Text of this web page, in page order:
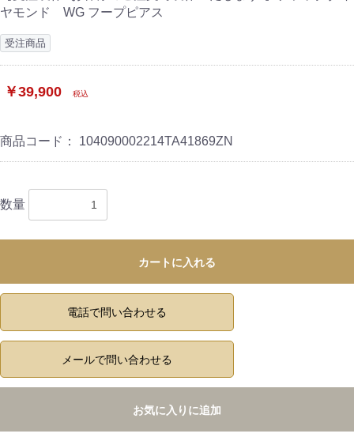
ヤモンド WG フープピアス
受注商品
￥39,900 税込
商品コード： 104090002214TA41869ZN
数量
カートに入れる
電話で問い合わせる
メールで問い合わせる
お気に入りに追加